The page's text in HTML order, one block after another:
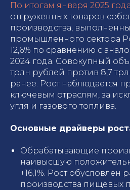
По итогам января 2025 года
отгруженных товаров
производства,
промышленного сектора
12,6% по сравнению с
2024 года. Совокупный
трлн рублей против 8,7
ранее. Рост наблюдается
ключевым отраслям, за
угля и газового топлива.
Основные драйверы
Обрабатывающие
наивысшую
+16,1%. Рост
производства пищевых